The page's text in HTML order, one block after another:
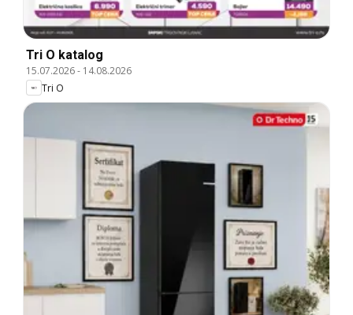
Tri O katalog
15.07.2026- 14.08.2026
Tri O